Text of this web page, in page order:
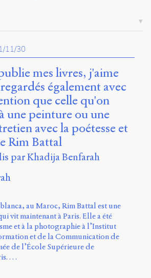
11/30
mes livres, j'aime
également avec
que celle qu'on
une peinture ou une
avec la poétesse et
Rim Battal
par Khadija Benfarah
au Maroc, Rim Battal est une
vit maintenant à Paris. Elle a été
et à la photographie à l’Institut
et de la Communication de
de l’École Supérieure de
…